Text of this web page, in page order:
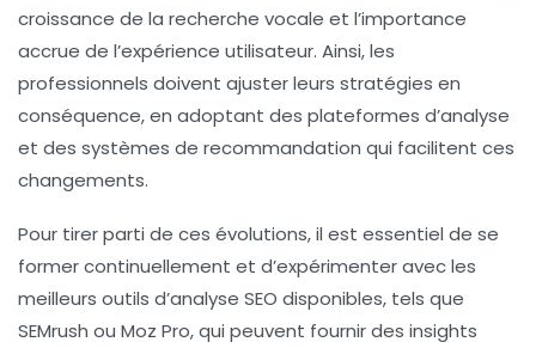
croissance de la recherche vocale et l’importance
accrue de l’expérience utilisateur. Ainsi, les
professionnels doivent ajuster leurs stratégies en
conséquence, en adoptant des plateformes d’analyse
et des systèmes de recommandation qui facilitent ces
changements.
Pour tirer parti de ces évolutions, il est essentiel de se
former continuellement et d’expérimenter avec les
meilleurs outils d’analyse SEO disponibles, tels que
SEMrush ou Moz Pro, qui peuvent fournir des insights